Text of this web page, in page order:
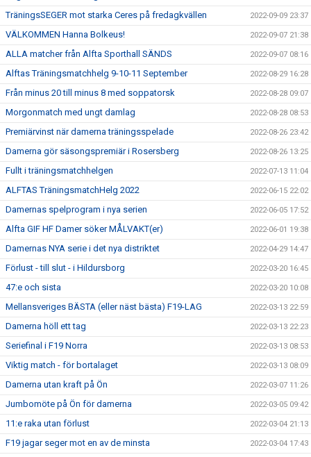
TräningsSEGER mot starka Ceres på fredagkvällen 2022-09-09 23:37
VÄLKOMMEN Hanna Bolkeus! 2022-09-07 21:38
ALLA matcher från Alfta Sporthall SÄNDS 2022-09-07 08:16
Alftas Träningsmatchhelg 9-10-11 September 2022-08-29 16:28
Från minus 20 till minus 8 med soppatorsk 2022-08-28 09:07
Morgonmatch med ungt damlag 2022-08-28 08:53
Premiärvinst när damerna träningsspelade 2022-08-26 23:42
Damerna gör säsongspremiär i Rosersberg 2022-08-26 13:25
Fullt i träningsmatchhelgen 2022-07-13 11:04
ALFTAS TräningsmatchHelg 2022 2022-06-15 22:02
Damernas spelprogram i nya serien 2022-06-05 17:52
Alfta GIF HF Damer söker MÅLVAKT(er) 2022-06-01 19:38
Damernas NYA serie i det nya distriktet 2022-04-29 14:47
Förlust - till slut - i Hildursborg 2022-03-20 16:45
47:e och sista 2022-03-20 10:08
Mellansveriges BÄSTA (eller näst bästa) F19-LAG 2022-03-13 22:59
Damerna höll ett tag 2022-03-13 22:23
Seriefinal i F19 Norra 2022-03-13 08:53
Viktig match - för bortalaget 2022-03-13 08:09
Damerna utan kraft på Ön 2022-03-07 11:26
Jumbomöte på Ön för damerna 2022-03-05 09:42
11:e raka utan förlust 2022-03-04 21:13
F19 jagar seger mot en av de minsta 2022-03-04 17:43